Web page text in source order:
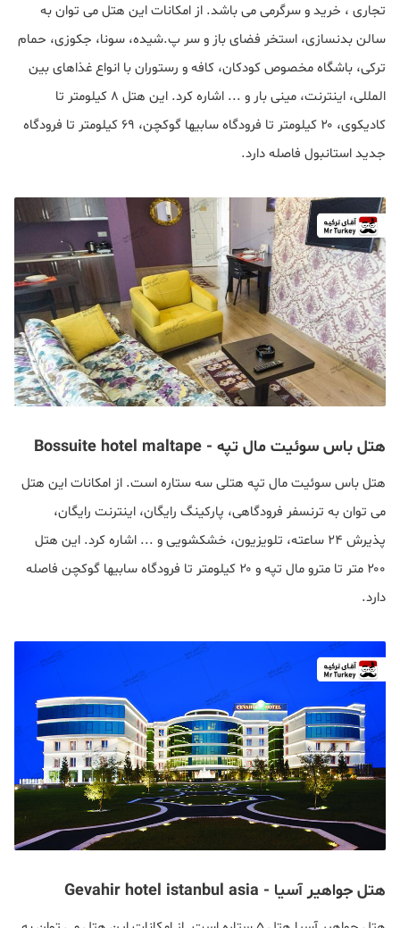
تجاری ، خرید و سرگرمی می باشد. از امکانات این هتل می توان به
سالن بدنسازی، استخر فضای باز و سر پ.شیده، سونا، جکوزی، حمام
ترکی، باشگاه مخصوص کودکان، کافه و رستوران با انواع غذاهای بین
المللی، اینترنت، مینی بار و ... اشاره کرد.
این هتل ۸ کیلومتر تا
کادیکوی، ۲۰ کیلومتر تا فرودگاه سابیها گوکچن، ۶۹ کیلومتر تا فرودگاه
جدید استانبول فاصله دارد.
هتل باس سوئیت مال تپه - Bossuite hotel maltape
هتل باس سوئیت مال تپه هتلی سه ستاره است. از امکانات این هتل
می توان به ترنسفر فرودگاهی، پارکینگ رایگان، اینترنت رایگان،
پذیرش ۲۴ ساعته، تلویزیون، خشکشویی و ... اشاره کرد. این هتل
۲۰۰ متر تا مترو مال تپه و ۲۰ کیلومتر تا فرودگاه سابیها گوکچن فاصله
دارد.
هتل جواهیر آسیا - Gevahir hotel istanbul asia